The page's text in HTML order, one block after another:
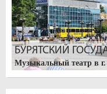
БУРЯТСКИЙ
Музыкальный театр в